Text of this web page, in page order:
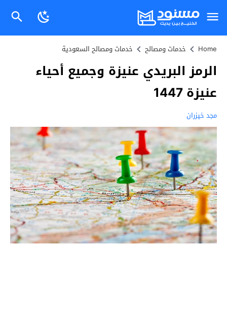
Home خدمات ومصالح خدمات ومصالح السعودية
الرمز البريدي عنيزة وجميع أحياء
عنيزة 1447
مجد خيزران